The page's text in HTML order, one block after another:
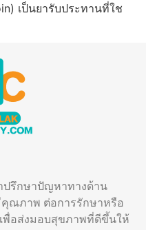
เป็นยารับประทานที่ใช
ปรึกษาปัญหาทางด้าน
ณภาพ ต่อการรักษาหรือ
พื่อส่งมอบสุขภาพที่ดีขึ้นให้